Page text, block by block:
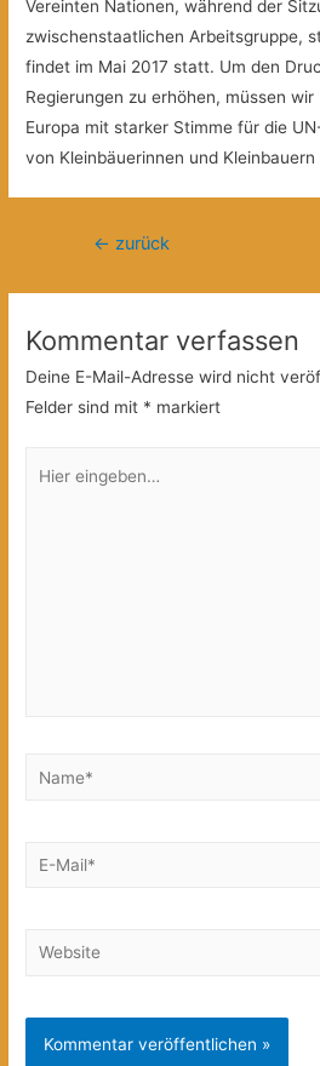
Vereinten Nationen, während der
zwischenstaatlichen Arbeitsgruppe,
findet im Mai 2017 statt. Um den
Regierungen zu erhöhen, müssen
Europa mit starker Stimme für die
von Kleinbäuerinnen und Kleinbauern
Beitragsnavigation
← zurück
Kommentar verfassen
Deine E-Mail-Adresse wird nicht
Felder sind mit * markiert
eingeben…
Name*
E-
Website